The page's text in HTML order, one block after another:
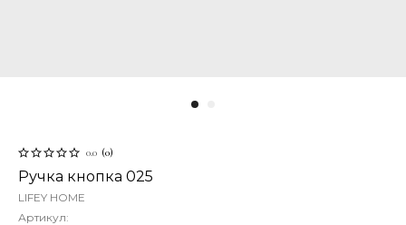
0.0 (0)
Ручка кнопка 025
LIFEY HOME
Артикул: